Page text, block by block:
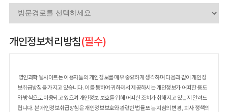
개인정보처리방침(필수)
영인과학 웹사이트는 이용자들의 개인정보를 매우 중요하게 생각하며 다음과 같이 개인정
보취급방침을 가지고 있습니다. 이를 통하여 귀하께서 제공하시는 개인정보가 어떠한 용도
와 방식으로 이용되고 있으며 개인정보 보호를 위해 어떠한 조치가 취해지고 있는지 알려드
립니다. 본 개인정보취급방침은 개인정보보호와 관련한 법률 또는 지침의 변경, 회사 정책의